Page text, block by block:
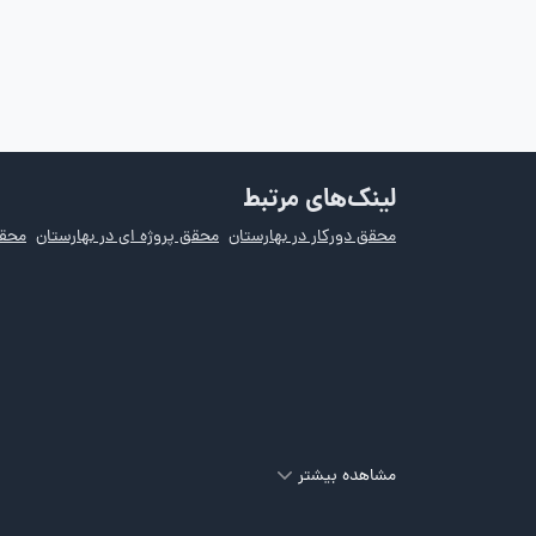
لینک‌های مرتبط
محقق دورکار در بهارستان محقق پروژه ای در بهارستان
مشاهده بیشتر